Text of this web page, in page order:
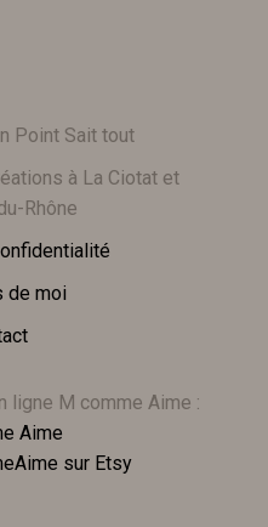
Point Sait tout
à La Ciotat et
Rhône
de moi
ligne M comme Aime :
Aime
sur Etsy